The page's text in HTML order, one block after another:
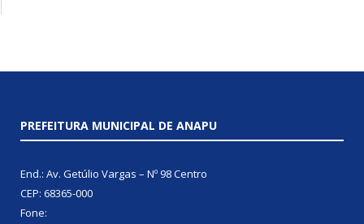
PREFEITURA MUNICIPAL DE ANAPU
End.: Av. Getúlio Vargas – Nº 98 Centro
CEP: 68365-000
Fone: